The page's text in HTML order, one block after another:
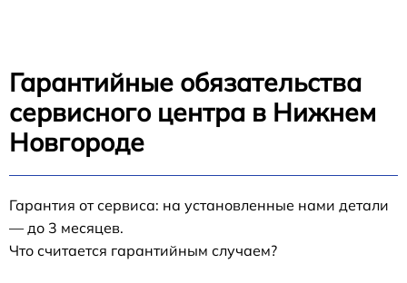
Гарантийные обязательства
сервисного центра в Нижнем
Новгороде
Гарантия от сервиса: на установленные нами детали
— до 3 месяцев.
Что считается гарантийным случаем?